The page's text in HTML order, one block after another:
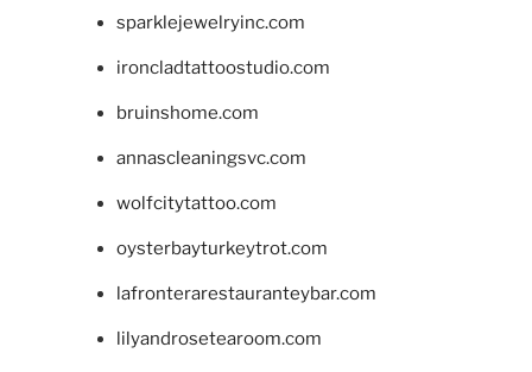
sparklejewelryinc.com
ironcladtattoostudio.com
bruinshome.com
annascleaningsvc.com
wolfcitytattoo.com
oysterbayturkeytrot.com
lafronterarestauranteybar.com
lilyandrosetearoom.com